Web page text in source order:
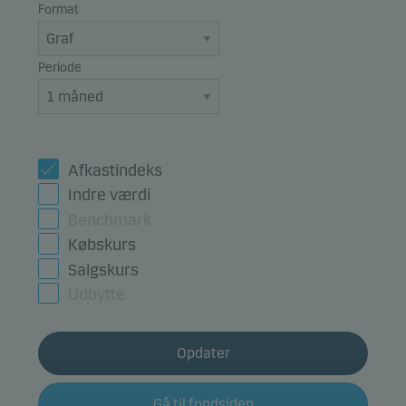
Format
Periode
Afkastindeks
Indre værdi
Købskurs
Salgskurs
Opdater